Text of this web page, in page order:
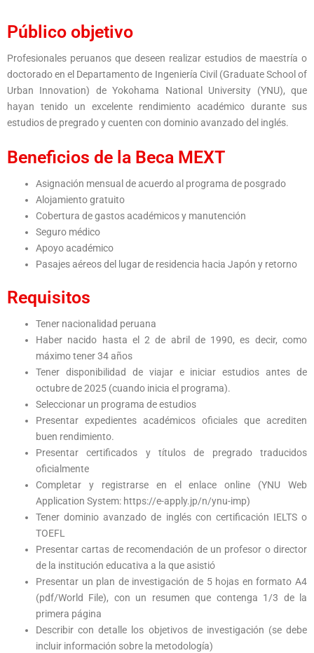
Público objetivo
Profesionales peruanos que deseen realizar estudios de maestría o
doctorado en el Departamento de Ingeniería Civil (Graduate School of
Urban Innovation) de Yokohama National University (YNU), que
hayan tenido un excelente rendimiento académico durante sus
estudios de pregrado y cuenten con dominio avanzado del inglés.
Beneficios de la Beca MEXT
Asignación mensual de acuerdo al programa de posgrado
Alojamiento gratuito
Cobertura de gastos académicos y manutención
Seguro médico
Apoyo académico
Pasajes aéreos del lugar de residencia hacia Japón y retorno
Requisitos
Tener nacionalidad peruana
Haber nacido hasta el 2 de abril de 1990, es decir, como
máximo tener 34 años
Tener disponibilidad de viajar e iniciar estudios antes de
octubre de 2025 (cuando inicia el programa).
Seleccionar un programa de estudios
Presentar expedientes académicos oficiales que acrediten
buen rendimiento.
Presentar certificados y títulos de pregrado traducidos
oficialmente
Completar y registrarse en el enlace online (YNU Web
Application System: https://e-apply.jp/n/ynu-imp)
Tener dominio avanzado de inglés con certificación IELTS o
TOEFL
Presentar cartas de recomendación de un profesor o director
de la institución educativa a la que asistió
Presentar un plan de investigación de 5 hojas en formato A4
(pdf/World File), con un resumen que contenga 1/3 de la
primera página
Describir con detalle los objetivos de investigación (se debe
incluir información sobre la metodología)